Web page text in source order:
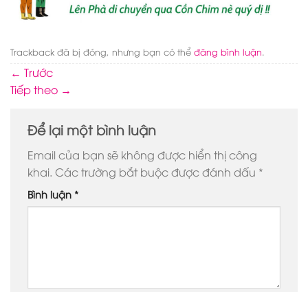
Trackback đã bị đóng, nhưng bạn có thể đăng bình luận.
← Trước
Tiếp theo →
Để lại một bình luận
Email của bạn sẽ không được hiển thị công
khai. Các trường bắt buộc được đánh dấu *
Bình luận *